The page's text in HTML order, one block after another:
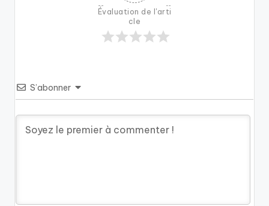
Évaluation de l'arti
cle
S’abonner